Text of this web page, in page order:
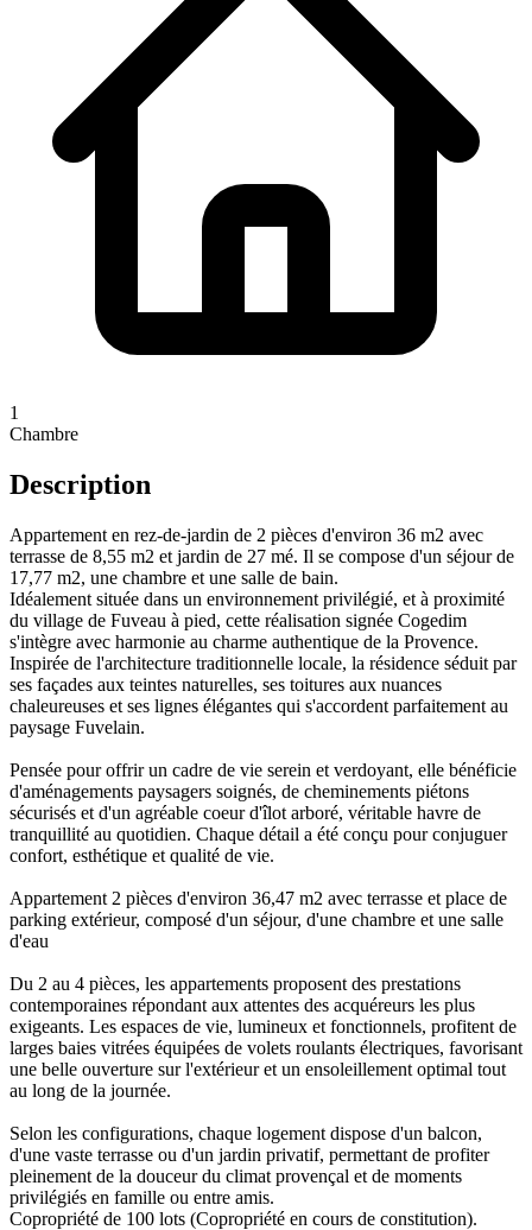
1
Chambre
Description
Appartement en rez-de-jardin de 2 pièces d'environ 36 m2 avec
terrasse de 8,55 m2 et jardin de 27 mé. Il se compose d'un séjour de
17,77 m2, une chambre et une salle de bain.
Idéalement située dans un environnement privilégié, et à proximité
du village de Fuveau à pied, cette réalisation signée Cogedim
s'intègre avec harmonie au charme authentique de la Provence.
Inspirée de l'architecture traditionnelle locale, la résidence séduit par
ses façades aux teintes naturelles, ses toitures aux nuances
chaleureuses et ses lignes élégantes qui s'accordent parfaitement au
paysage Fuvelain.
Pensée pour offrir un cadre de vie serein et verdoyant, elle bénéficie
d'aménagements paysagers soignés, de cheminements piétons
sécurisés et d'un agréable coeur d'îlot arboré, véritable havre de
tranquillité au quotidien. Chaque détail a été conçu pour conjuguer
confort, esthétique et qualité de vie.
Appartement 2 pièces d'environ 36,47 m2 avec terrasse et place de
parking extérieur, composé d'un séjour, d'une chambre et une salle
d'eau
Du 2 au 4 pièces, les appartements proposent des prestations
contemporaines répondant aux attentes des acquéreurs les plus
exigeants. Les espaces de vie, lumineux et fonctionnels, profitent de
larges baies vitrées équipées de volets roulants électriques, favorisant
une belle ouverture sur l'extérieur et un ensoleillement optimal tout
au long de la journée.
Selon les configurations, chaque logement dispose d'un balcon,
d'une vaste terrasse ou d'un jardin privatif, permettant de profiter
pleinement de la douceur du climat provençal et de moments
privilégiés en famille ou entre amis.
Copropriété de 100 lots (Copropriété en cours de constitution).